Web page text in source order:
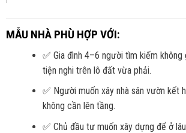
MẪU NHÀ PHÙ HỢP VỚI:
✅ Gia đình 4–6 người tìm kiếm không
tiện nghi trên lô đất vừa phải.
✅ Người muốn xây nhà sân vườn kết
không cần lên tầng.
✅ Chủ đầu tư muốn xây dựng để ở